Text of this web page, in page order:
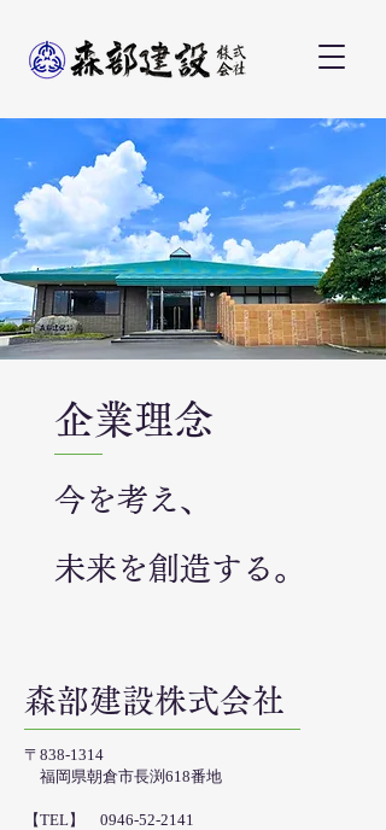
企業理念
今を考え、
​未来を創造する。
森部建設株式会社
〒838-1314
福岡県朝倉市長渕618番地
【TEL】 0946-52-2141